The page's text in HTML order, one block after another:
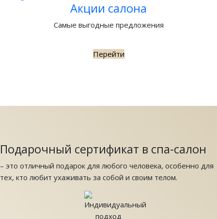
Акции салона
Самые выгодные предложения
Перейти
Подарочный сертификат в спа-салон
– это отличный подарок для любого человека, особенно для
тех, кто любит ухаживать за собой и своим телом.